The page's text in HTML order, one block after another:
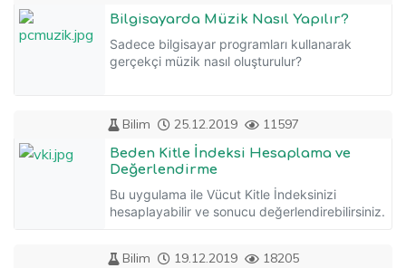
Bilgisayarda Müzik Nasıl Yapılır?
Sadece bilgisayar programları kullanarak
gerçekçi müzik nasıl oluşturulur?
Bilim 25.12.2019 11597
Beden Kitle İndeksi Hesaplama ve
Değerlendirme
Bu uygulama ile Vücut Kitle İndeksinizi
hesaplayabilir ve sonucu değerlendirebilirsiniz.
Bilim 19.12.2019 18205